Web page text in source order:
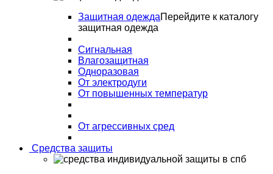
Защитная одеждаПерейдите к каталогу
защитная одежда
Сигнальная
Влагозащитная
Одноразовая
От электродуги
От повышенных температур
От агрессивных сред
Средства защиты